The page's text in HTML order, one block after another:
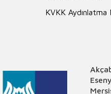
KVKK Aydınlatma